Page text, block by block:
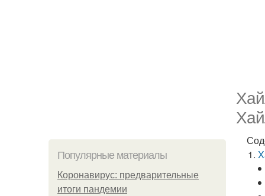
Популярные материалы
Коронавирус: предварительные
итоги пандемии